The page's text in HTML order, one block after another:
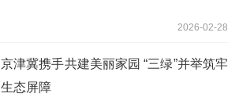
2026-02-28
京津冀携手共建美丽家园 “三绿”并举筑牢
生态屏障